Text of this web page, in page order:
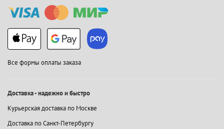
Все формы оплаты заказа
Доставка - надежно и быстро
Курьерская доставка по Москве
Доставка по Санкт-Петербургу